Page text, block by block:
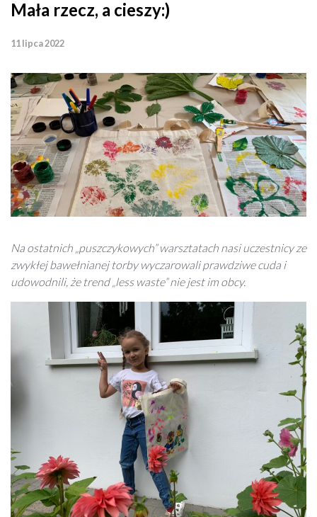
Mała rzecz, a cieszy:)
11 lipca 2022
Na ostatnich „puszczykowych” warsztatach nasi uczestnicy ze
zwykłej bawełnianej torby wyczarowali prawdziwe cuda i
udowodnili, że trend „less waste” nie jest im obcy.